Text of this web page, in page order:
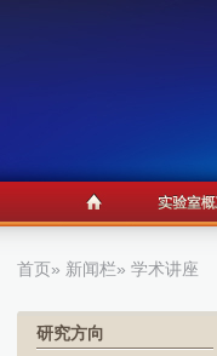
首页» 新闻栏» 学术讲座
研究方向